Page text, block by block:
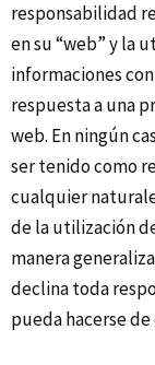
responsabilidad
en su “web” y la
informaciones
respuesta a una
web. En ningún
ser tenido como
cualquier
de la utilización
manera
declina toda
pueda hacerse de